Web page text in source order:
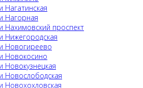
Нагатинская
Нагорная
Нахимовский проспект
Нижегородская
Новогиреево
Новокосино
Новокузнецкая
Новослободская
Новохохловская